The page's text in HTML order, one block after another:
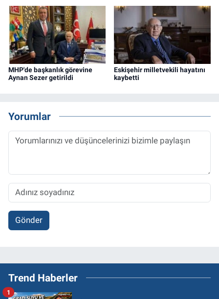
MHP'de başkanlık görevine
Aynan Sezer getirildi
Eskişehir milletvekili hayatını
kaybetti
Yorumlar
Gönder
Trend Haberler
1